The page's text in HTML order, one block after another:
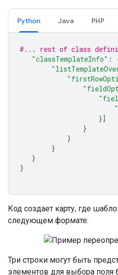
Python Java PHP
#... rest of class
"classTemplateInfo" :
}]
}
}
}
}
}
Код создает карту, где
следующем формате:
Три строки могут быть
элементов для выбора поля